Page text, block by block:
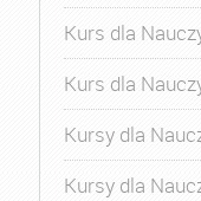
Kurs dla
Kurs dla
Kursy dla
Kursy dla